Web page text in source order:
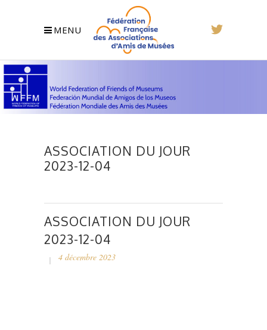
MENU
ASSOCIATION DU JOUR
2023-12-04
ASSOCIATION DU JOUR
2023-12-04
4 décembre 2023